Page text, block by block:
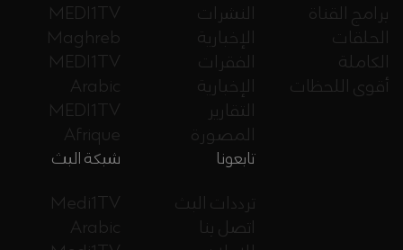
MEDI1TV
Maghreb
MEDI1TV
Arabic
MEDI1TV
Afrique
النشرات
الإخبارية
الفقرات
الإخبارية
التقارير
المصورة
برامج القناة
الحلقات
الكاملة
أقوى اللحظات
شبكة البث
Medi1TV
Arabic
تابعونا
ترددات البث
اتصل بنا